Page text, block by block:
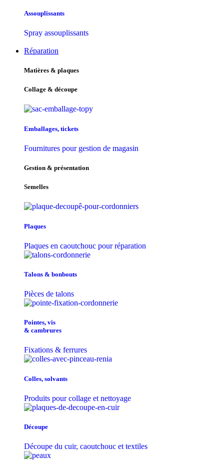
Assouplissants
Spray assouplissants
Réparation
Matières & plaques
Collage & découpe
Emballages, tickets
Fournitures pour gestion de magasin
Gestion & présentation
Semelles
Plaques
Plaques en caoutchouc pour réparation
Talons & bonbouts
Pièces de talons
Pointes, vis
& cambrures
Fixations & ferrures
Colles, solvants
Produits pour collage et nettoyage
Découpe
Découpe du cuir, caoutchouc et textiles